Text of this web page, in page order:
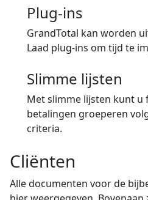
Plug-ins
GrandTotal kan worden
Laad plug-ins om tijd te
Slimme lijsten
Met slimme lijsten kunt u
betalingen groeperen
criteria.
Cliënten
Alle documenten voor de